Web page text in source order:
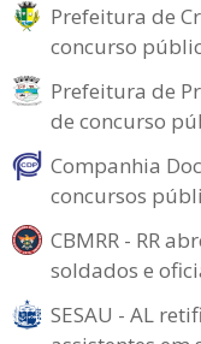
Prefeitura de
concurso
Prefeitura de
de concurso
Companhia
concursos
CBMRR - RR
soldados e
SESAU - AL